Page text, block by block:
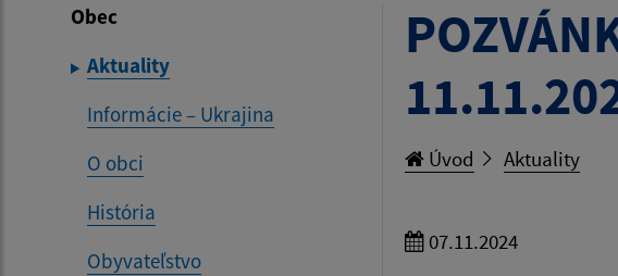
Obec
Aktuality
Informácie – Ukrajina
O obci
História
Obyvateľstvo
Úvod Aktuality
07.11.2024